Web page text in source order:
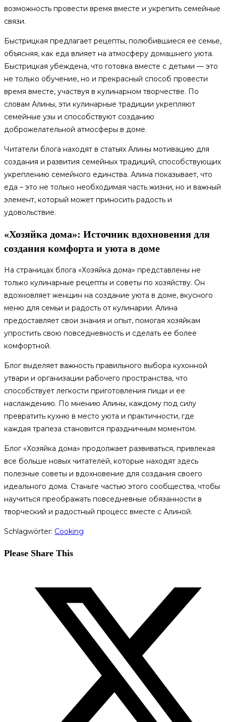
возможность провести время вместе и укрепить семейные
связи.
Быстрицкая предлагает рецепты, полюбившиеся ее семье,
объясняя, как еда влияет на атмосферу домашнего уюта.
Быстрицкая убеждена, что готовка вместе с детьми — это
не только обучение, но и прекрасный способ провести
время вместе, участвуя в кулинарном творчестве. По
словам Алины, эти кулинарные традиции укрепляют
семейные узы и способствуют созданию
доброжелательной атмосферы в доме.
Читатели блога находят в статьях Алины мотивацию для
создания и развития семейных традиций, способствующих
укреплению семейного единства. Алина показывает, что
еда – это не только необходимая часть жизни, но и важный
элемент, который может приносить радость и
удовольствие.
«Хозяйка дома»: Источник вдохновения для
создания комфорта и уюта в доме
На страницах блога «Хозяйка дома» представлены не
только кулинарные рецепты и советы по хозяйству. Он
вдохновляет женщин на создание уюта в доме, вкусного
меню для семьи и радость от кулинарии. Алина
предоставляет свои знания и опыт, помогая хозяйкам
упростить свою повседневность и сделать ее более
комфортной.
Блог выделяет важность правильного выбора кухонной
утвари и организации рабочего пространства, что
способствует легкости приготовления пищи и ее
наслаждению. По мнению Алины, каждому под силу
превратить кухню в место уюта и практичности, где
каждая трапеза становится праздничным моментом.
Блог «Хозяйка дома» продолжает развиваться, привлекая
все больше новых читателей, которые находят здесь
полезные советы и вдохновение для создания своего
идеального дома. Станьте частью этого сообщества, чтобы
научиться преображать повседневные обязанности в
творческий и радостный процесс вместе с Алиной.
Schlagwörter: Cooking
Please Share ThisDiesen
einem